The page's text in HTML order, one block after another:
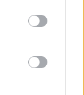
Tiranë